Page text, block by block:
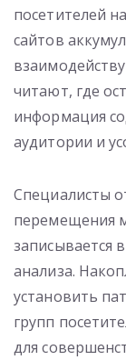
посетителей
сайтов
читают, где
информация
аудитории и
Специалисты
перемещения
записывается
анализа.
установить
групп
для